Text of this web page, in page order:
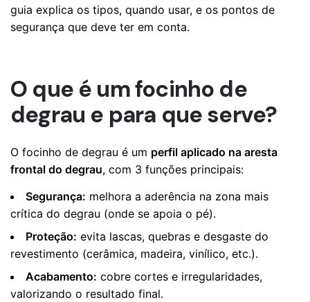
guia explica os tipos, quando usar, e os pontos de
segurança que deve ter em conta.
O que é um focinho de
degrau e para que serve?
O focinho de degrau é um perfil aplicado na aresta
frontal do degrau, com 3 funções principais:
Segurança: melhora a aderência na zona mais
crítica do degrau (onde se apoia o pé).
Proteção: evita lascas, quebras e desgaste do
revestimento (cerâmica, madeira, vinílico, etc.).
Acabamento: cobre cortes e irregularidades,
valorizando o resultado final.